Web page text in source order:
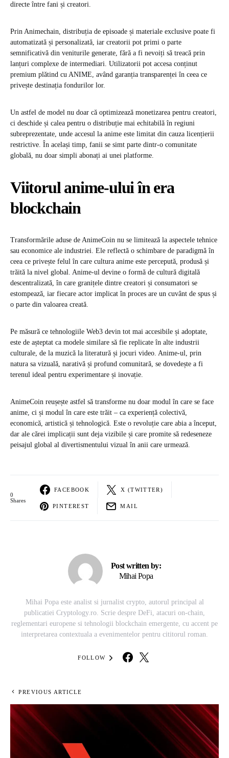
directe între fani și creatori.
Prin Animechain, distribuția de episoade și materiale exclusive poate fi
automatizată și personalizată, iar creatorii pot primi o parte
semnificativă din veniturile generate, fără a fi nevoiți să treacă prin
lanțuri complexe de intermediari. Utilizatorii pot accesa conținut
premium plătind cu ANIME, având garanția transparenței în ceea ce
privește destinația fondurilor lor.
Un astfel de model nu doar că optimizează monetizarea pentru creatori,
ci deschide și calea pentru o distribuție mai echitabilă în regiuni
subreprezentate, unde accesul la anime este limitat din cauza licențierii
restrictive. În același timp, fanii se simt parte dintr-o comunitate
globală, nu doar simpli abonați ai unei platforme.
Viitorul anime-ului în era
blockchain
Transformările aduse de AnimeCoin nu se limitează la aspectele tehnice
sau economice ale industriei. Ele reflectă o schimbare de paradigmă în
ceea ce privește felul în care cultura anime este percepută, produsă și
trăită la nivel global. Anime-ul devine o formă de cultură digitală
descentralizată, în care granițele dintre creatori și consumatori se
estompează, iar fiecare actor implicat în proces are un cuvânt de spus și
o parte din valoarea creată.
Pe măsură ce tehnologiile Web3 devin tot mai accesibile și adoptate,
este de așteptat ca modele similare să fie replicate în alte industrii
culturale, de la muzică la literatură și jocuri video. Anime-ul, prin
natura sa vizuală, narativă și profund comunitară, se dovedește a fi
terenul ideal pentru experimentare și inovație.
AnimeCoin reușește astfel să transforme nu doar modul în care se face
anime, ci și modul în care este trăit – ca experiență colectivă,
economică, artistică și tehnologică. Este o revoluție care abia a început,
dar ale cărei implicații sunt deja vizibile și care promite să redeseneze
peisajul global al divertismentului vizual în anii care urmează.
0
Shares
FACEBOOK X (TWITTER)
PINTEREST MAIL
Post written by:
Mihai Popa
Mihai Popa este analist si jurnalist crypto, autorul principal al
publicatiei Cryptology.ro. Scrie despre DeFi, atacuri on-chain,
reglementari europene si tehnologii blockchain emergente, cu accent pe
interpretarea contextuala a evenimentelor pentru cititorul roman.
FOLLOW
PREVIOUS ARTICLE